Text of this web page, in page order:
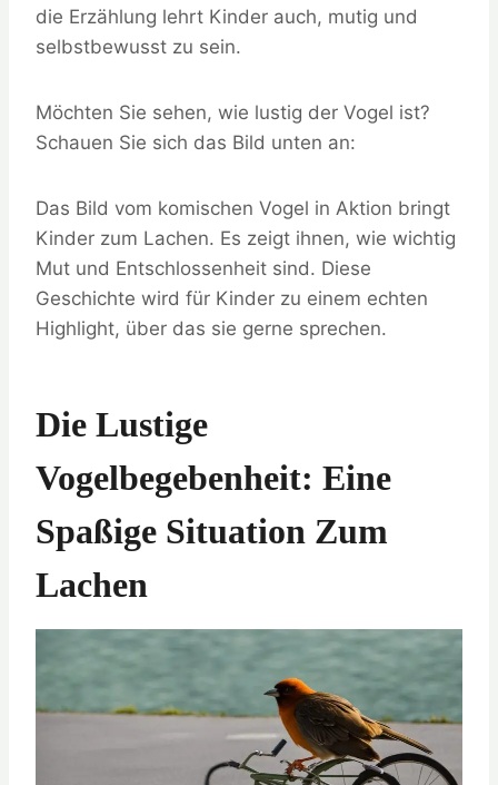
die Erzählung lehrt Kinder auch, mutig und
selbstbewusst zu sein.
Möchten Sie sehen, wie lustig der Vogel ist?
Schauen Sie sich das Bild unten an:
Das Bild vom komischen Vogel in Aktion bringt
Kinder zum Lachen. Es zeigt ihnen, wie wichtig
Mut und Entschlossenheit sind. Diese
Geschichte wird für Kinder zu einem echten
Highlight, über das sie gerne sprechen.
Die Lustige
Vogelbegebenheit: Eine
Spaßige Situation Zum
Lachen